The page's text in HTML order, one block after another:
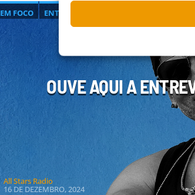
EM FOCO ENTREVISTA
OUVE AQUI A
All Stars Radio
16 DE DEZEMBRO, 2024